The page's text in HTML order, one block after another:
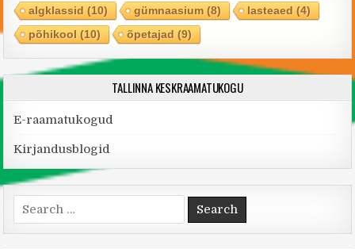
algklassid (10) gümnaasium(8) lasteaed (4)
põhikool (10) õpetajad (9)
TALLINNA KESKRAAMATUKOGU
E-raamatukogud
Kirjandusblogid
Search
for: